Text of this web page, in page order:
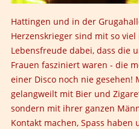
Hattingen und in der
Herzenskrieger sind mit so
Lebensfreude dabei, dass die
Frauen fasziniert waren - die
einer Disco noch nie gesehen!
gelangweilt mit Bier und
sondern mit ihrer ganzen
Kontakt machen, Spass